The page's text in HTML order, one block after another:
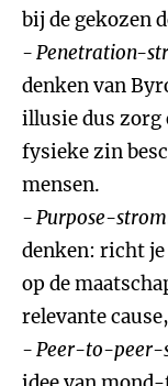
bij de gekozen
- Penetration-
denken van
illusie dus zorg
fysieke zin
mensen.
- Purpose-
denken: richt
op de
relevante
- Peer-to-peer-